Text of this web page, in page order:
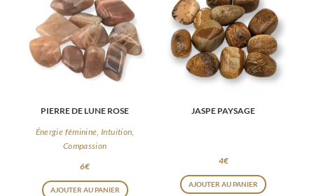
PIERRE DE LUNE ROSE
Énergie féminine, Intuition,
Compassion
6€
AJOUTER AU PANIER
JASPE PAYSAGE
4€
AJOUTER AU PANIER